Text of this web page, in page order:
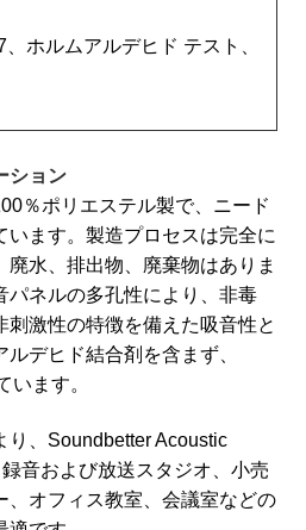
、ホルムアルデヒド テスト 、
ション
％ポリエステル製で、ニード
います。製造プロセスは完全に
水、排出物、廃棄物はありま
パネルの多孔性により、非毒
刺激性の特徴を備えた吸音性と
デヒド結合剤を含まず、
います。
り、Soundbetter Acoustic
音および放送スタジオ、小売
、オフィス教室、会議室などの